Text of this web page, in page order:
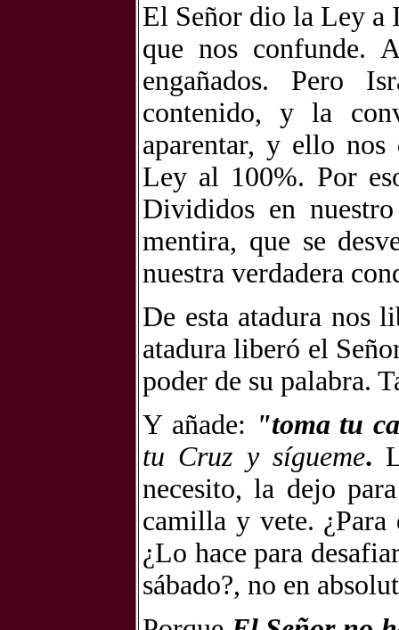
El Señor dio la Ley a
que nos confunde.
engañados. Pero
contenido, y la
aparentar, y ello
Ley al 100%. Por
Divididos en
mentira, que se
nuestra verdadera
De esta atadura nos
atadura liberó el
poder de su palabra.
Y añade: "toma tu
tu Cruz y sígueme.
necesito, la dejo
camilla y vete.
¿Lo hace para
sábado?, no en